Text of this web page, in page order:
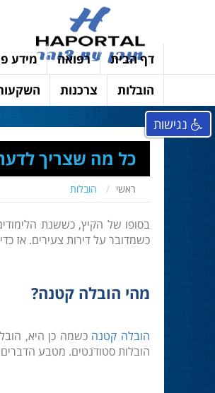
דף הבית רפואה מידע
הובלות
צרכנות
כל מה שצריך
ראשי הובלות
בסופו של הקיץ, כששנת
כשמדובר על דירות צעירים. אז
מהי הובלה קטנה?
הובלה קטנהכשמה כן היא,
הובלות סטודנטים. מטבע
נגישות